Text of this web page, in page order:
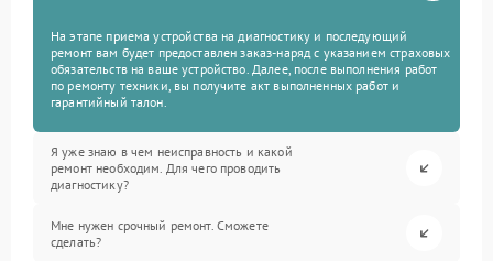
На этапе приема устройства на диагностику и последующий
ремонт вам будет предоставлен заказ-наряд с указанием страховых
обязательств на ваше устройство. Далее, после выполнения работ
по ремонту техники, вы получите акт выполненных работ и
гарантийный талон.
Я уже знаю в чем неисправность и какой
ремонт необходим. Для чего проводить
диагностику?
Мне нужен срочный ремонт. Сможете
сделать?